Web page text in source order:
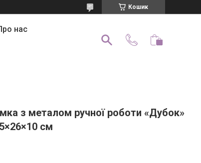
Кошик
нас
з металом ручної роботи «Дубок»
см